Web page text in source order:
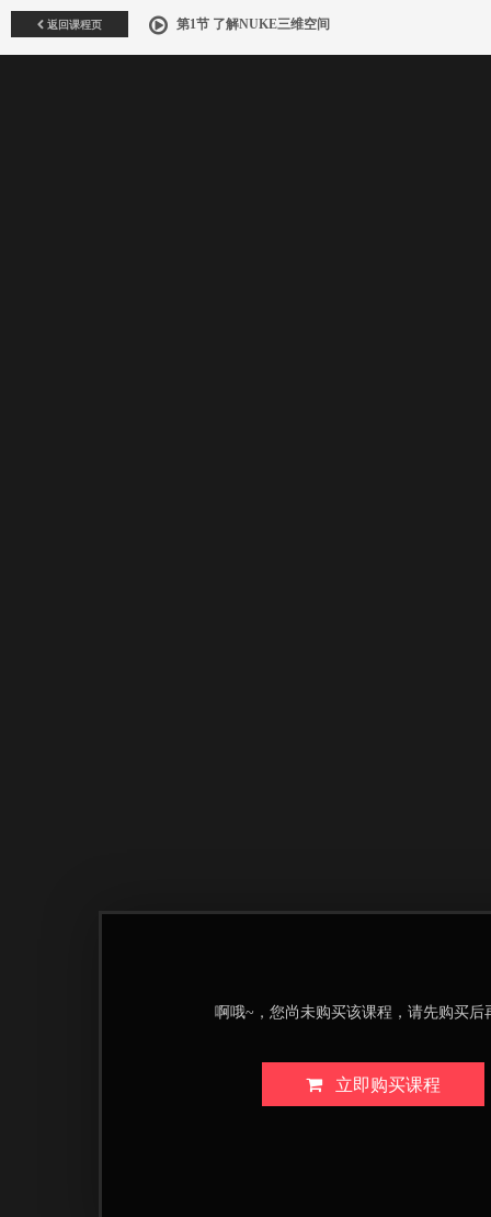
返回课程页 第1节 了解NUKE三维空间
啊哦~，您尚未购买该课程，请先购买后
立即购买课程